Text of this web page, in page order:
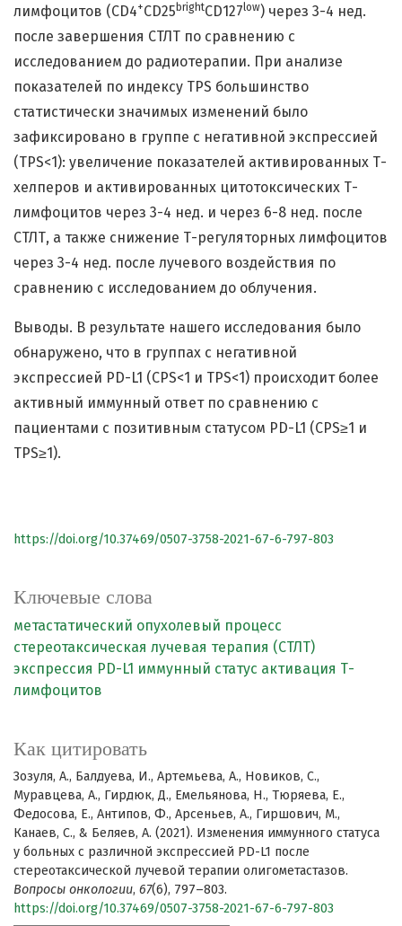
Ключевые слова
метастатический опухолевый процесс
стереотаксическая лучевая терапия (СТЛТ)
экспрессия PD-L1 иммунный статус активация Т-
лимфоцитов
Как цитировать
Зозуля, А., Балдуева, И., Артемьева, А., Новиков, С.,
Муравцева, А., Гирдюк, Д., Емельянова, Н., Тюряева, Е.,
Федосова, Е., Антипов, Ф., Арсеньев, А., Гиршович, М.,
Канаев, С., & Беляев, А. (2021). Изменения иммунного статуса
у больных с различной экспрессией PD-L1 после
стереотаксической лучевой терапии олигометастазов.
Вопросы онкологии, 67(6), 797–803.
https://doi.org/10.37469/0507-3758-2021-67-6-797-803
лимфоцитов (CD4+CD25 brightCD127low) через 3-4 нед.
после завершения СТЛТ по сравнению с
исследованием до радиотерапии. При анализе
показателей по индексу TPS большинство
статистически значимых изменений было
зафиксировано в группе с негативной экспрессией
(TPS<1): увеличение показателей активированных Т-
хелперов и активированных цитотоксических Т-
лимфоцитов через 3-4 нед. и через 6-8 нед. после
СТЛТ, а также снижение Т-регуляторных лимфоцитов
через 3-4 нед. после лучевого воздействия по
сравнению с исследованием до облучения.
Выводы. В результате нашего исследования было
обнаружено, что в группах с негативной
экспрессией PD-L1 (CPS<1 и TPS<1) происходит более
активный иммунный ответ по сравнению с
пациентами с позитивным статусом PD-L1 (CPS≥1 и
TPS≥1).
https://doi.org/10.37469/0507-3758-2021-67-6-797-803